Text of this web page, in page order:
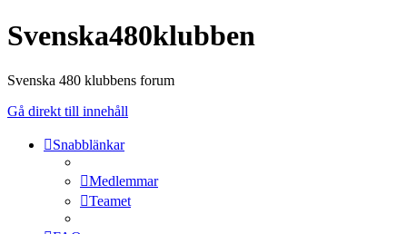
Svenska480klubben
Svenska 480 klubbens forum
Gå direkt till innehåll
Snabblänkar
Medlemmar
Teamet